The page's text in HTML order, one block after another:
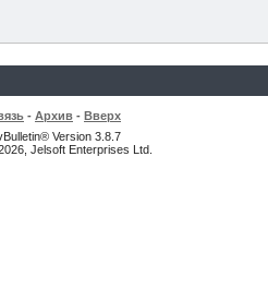
- Архив - Вверх
Version 3.8.7
Jelsoft Enterprises Ltd.